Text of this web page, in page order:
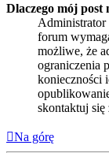
Dlaczego mój post
Administrator
forum
możliwe, że
ograniczenia
konieczności
skontaktuj
Na górę